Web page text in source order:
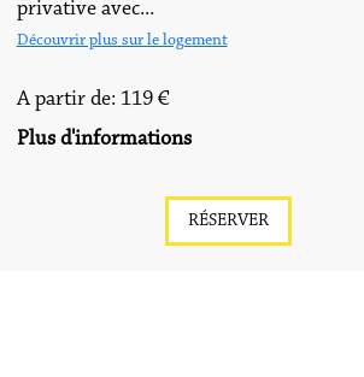
privative avec...
Découvrir plus sur le logement
A partir de: 119 €
Plus d'informations
RÉSERVER